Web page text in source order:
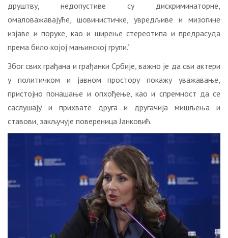
друштву, недопустиве су дискриминаторне,
омаловажавајуће, шовинистичке, увредљиве и мизогине
изјаве и поруке, као и ширење стереотипа и предрасуда
према било којој мањинској групи.“
Због свих грађана и грађанки Србије, важно је да сви актери
у политичком и јавном простору покажу уважавање,
пристојно понашање и опхођење, као и спремност да се
саслушају и прихвате друга и другачија мишљења и
ставови, закључује повереница Јанковић.